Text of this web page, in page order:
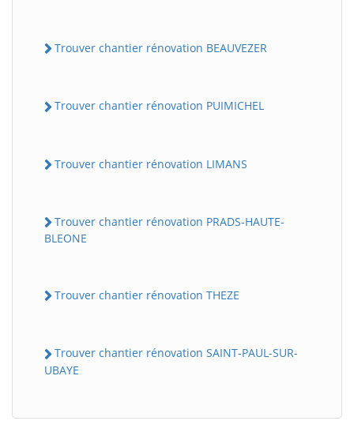
Trouver chantier rénovation BEAUVEZER
Trouver chantier rénovation PUIMICHEL
Trouver chantier rénovation LIMANS
Trouver chantier rénovation PRADS-HAUTE-
BLEONE
Trouver chantier rénovation THEZE
Trouver chantier rénovation SAINT-PAUL-SUR-
UBAYE